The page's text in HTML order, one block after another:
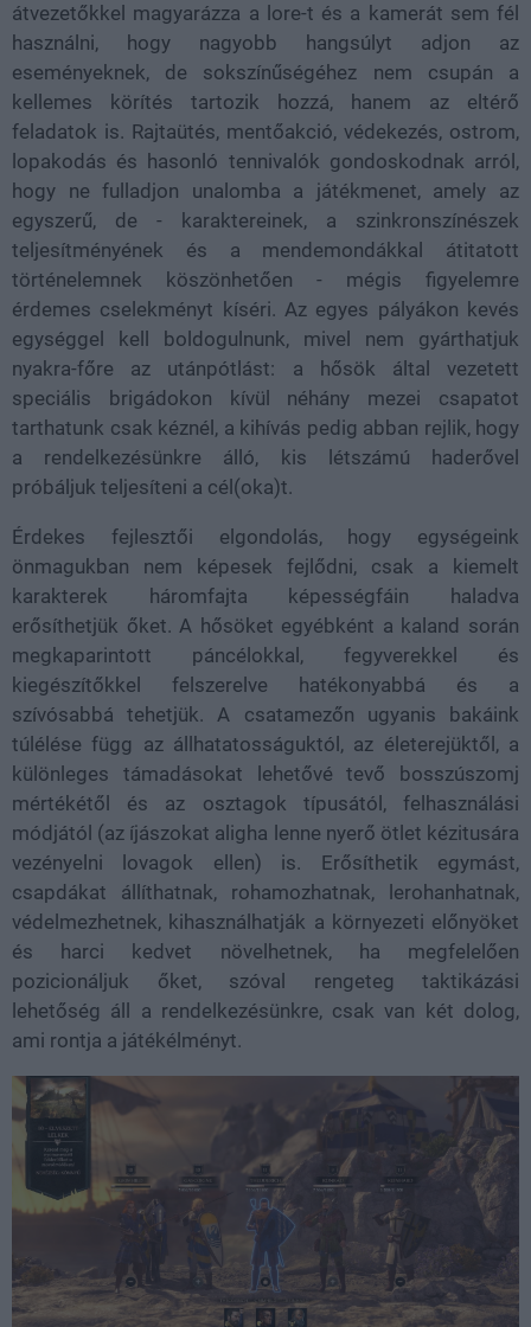
átvezetőkkel magyarázza a lore-t és a kamerát sem fél
használni, hogy nagyobb hangsúlyt adjon az
eseményeknek, de sokszínűségéhez nem csupán a
kellemes körítés tartozik hozzá, hanem az eltérő
feladatok is. Rajtaütés, mentőakció, védekezés, ostrom,
lopakodás és hasonló tennivalók gondoskodnak arról,
hogy ne fulladjon unalomba a játékmenet, amely az
egyszerű, de - karaktereinek, a szinkronszínészek
teljesítményének és a mendemondákkal átitatott
történelemnek köszönhetően - mégis figyelemre
érdemes cselekményt kíséri. Az egyes pályákon kevés
egységgel kell boldogulnunk, mivel nem gyárthatjuk
nyakra-főre az utánpótlást: a hősök által vezetett
speciális brigádokon kívül néhány mezei csapatot
tarthatunk csak kéznél, a kihívás pedig abban rejlik, hogy
a rendelkezésünkre álló, kis létszámú haderővel
próbáljuk teljesíteni a cél(oka)t.
Érdekes fejlesztői elgondolás, hogy egységeink
önmagukban nem képesek fejlődni, csak a kiemelt
karakterek háromfajta képességfáin haladva
erősíthetjük őket. A hősöket egyébként a kaland során
megkaparintott páncélokkal, fegyverekkel és
kiegészítőkkel felszerelve hatékonyabbá és a
szívósabbá tehetjük. A csatamezőn ugyanis bakáink
túlélése függ az állhatatosságuktól, az életerejüktől, a
különleges támadásokat lehetővé tevő bosszúszomj
mértékétől és az osztagok típusától, felhasználási
módjától (az íjászokat aligha lenne nyerő ötlet kézitusára
vezényelni lovagok ellen) is. Erősíthetik egymást,
csapdákat állíthatnak, rohamozhatnak, lerohanhatnak,
védelmezhetnek, kihasználhatják a környezeti előnyöket
és harci kedvet növelhetnek, ha megfelelően
pozicionáljuk őket, szóval rengeteg taktikázási
lehetőség áll a rendelkezésünkre, csak van két dolog,
ami rontja a játékélményt.